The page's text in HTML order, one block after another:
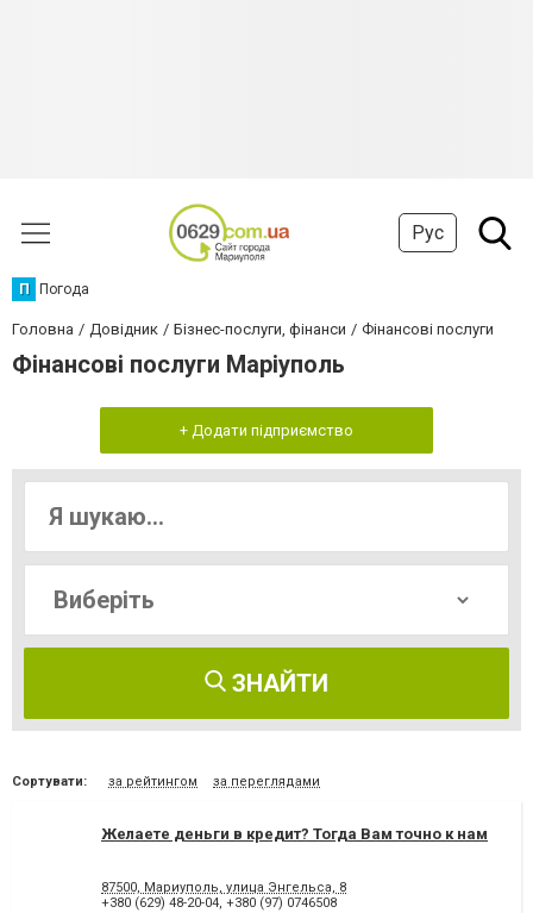
Рус
П Погода
Головна Довідник Бізнес-послуги, фінанси Фінансові послуги
Фінансові послуги Маріуполь
+ Додати підприємство
ЗНАЙТИ
Сортувати: за рейтингом за переглядами
Желаете деньги в кредит? Тогда Вам точно к нам
87500, Мариуполь, улица Энгельса, 8
+380 (629) 48-20-04, +380 (97) 0746508